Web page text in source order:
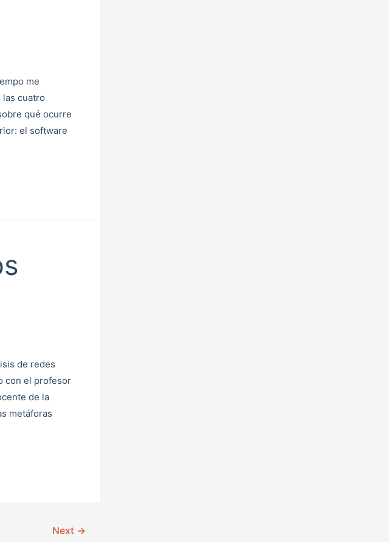
me
cuatro
qué ocurre
el software
de redes
con el profesor
de la
metáforas
Next →